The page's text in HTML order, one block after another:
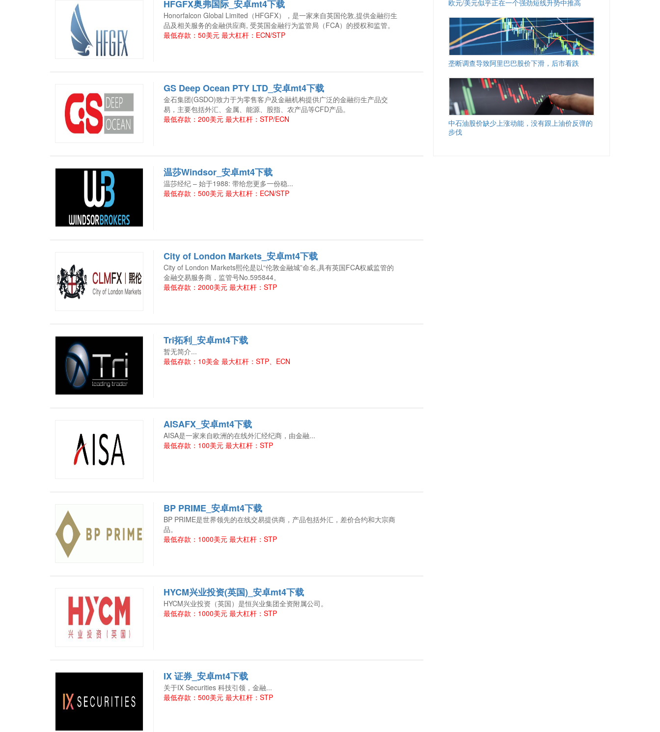
HFGFX奥弗国际_安卓mt4下载
Honorfalcon Global Limited（HFGFX），是一家来自英国伦敦,提供金融衍生
品及相关服务的金融供应商, 受英国金融行为监管局（FCA）的授权和监管。
最低存款：50美元 最大杠杆：ECN/STP
GS Deep Ocean PTY LTD_安卓mt4下载
金石集团(GSDO)致力于为零售客户及金融机构提供广泛的金融衍生产品交
易，主要包括外汇、金属、能源、股指、农产品等CFD产品。
最低存款：200美元 最大杠杆：STP/ECN
温莎Windsor_安卓mt4下载
温莎经纪 – 始于1988: 带给您更多一份稳...
最低存款：500美元 最大杠杆：ECN/STP
City of London Markets_安卓mt4下载
City of London Markets熙伦是以“伦敦金融城”命名,具有英国FCA权威监管的
金融交易服务商，监管号No.595844。
最低存款：2000美元 最大杠杆：STP
Tri拓利_安卓mt4下载
暂无简介...
最低存款：10美金 最大杠杆：STP、ECN
AISAFX_安卓mt4下载
AISA是一家来自欧洲的在线外汇经纪商，由金融...
最低存款：100美元 最大杠杆：STP
BP PRIME_安卓mt4下载
BP PRIME是世界领先的在线交易提供商，产品包括外汇，差价合约和大宗商
品。
最低存款：1000美元 最大杠杆：STP
HYCM兴业投资(英国)_安卓mt4下载
HYCM兴业投资（英国）是恒兴业集团全资附属公司。
最低存款：1000美元 最大杠杆：STP
IX 证券_安卓mt4下载
关于IX Securities 科技引领，金融...
最低存款：500美元 最大杠杆：STP
欧元/美元似乎正在一个强劲短线升势中推高
垄断调查导致阿里巴巴股价下滑，后市看跌
中石油股价缺少上涨动能，没有跟上油价反弹的
步伐